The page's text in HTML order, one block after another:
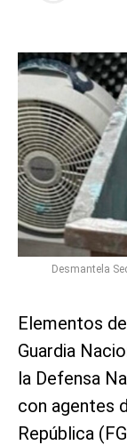
Desmantela
Elementos
Guardia
la Defensa
con agentes
República